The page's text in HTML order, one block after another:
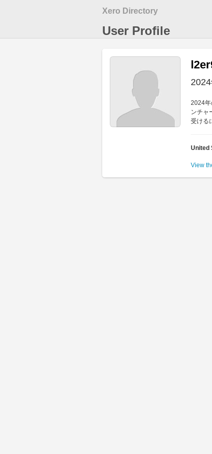
Xero Directory
User Profile
2024年
ンチャ
受ける
United
View